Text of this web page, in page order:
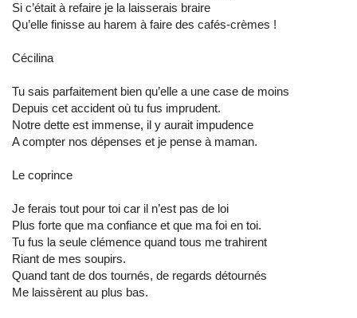
Si c’était à refaire je la laisserais braire
Qu’elle finisse au harem à faire des cafés-crèmes !
Cécilina
Tu sais parfaitement bien qu’elle a une case de moins
Depuis cet accident où tu fus imprudent.
Notre dette est immense, il y aurait impudence
A compter nos dépenses et je pense à maman.
Le coprince
Je ferais tout pour toi car il n’est pas de loi
Plus forte que ma confiance et que ma foi en toi.
Tu fus la seule clémence quand tous me trahirent
Riant de mes soupirs.
Quand tant de dos tournés, de regards détournés
Me laissèrent au plus bas.